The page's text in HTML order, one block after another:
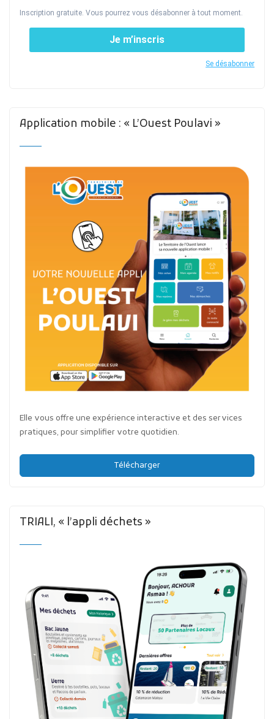
Inscription gratuite. Vous pourrez vous désabonner à tout moment.
Je m’inscris
Se désabonner
Application mobile : « L’Ouest Poulavi »
Elle vous offre une expérience interactive et des services
pratiques, pour simplifier votre quotidien.
Télécharger
TRIALI, « l’appli déchets »